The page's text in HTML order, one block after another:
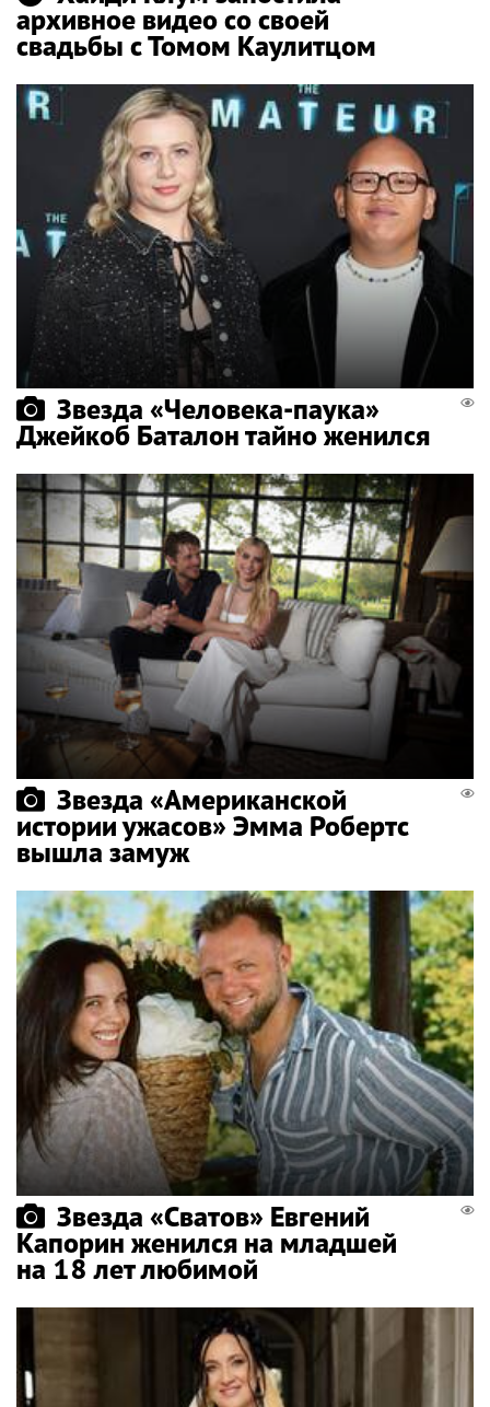
архивное видео со своей
свадьбы с Томом Каулитцом
Звезда «Человека-паука»
Джейкоб Баталон тайно женился
Звезда «Американской
истории ужасов» Эмма Робертс
вышла замуж
Звезда «Сватов» Евгений
Капорин женился на младшей
на 18 лет любимой